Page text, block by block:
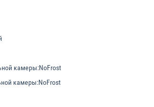
камеры:NoFrost
камеры:NoFrost